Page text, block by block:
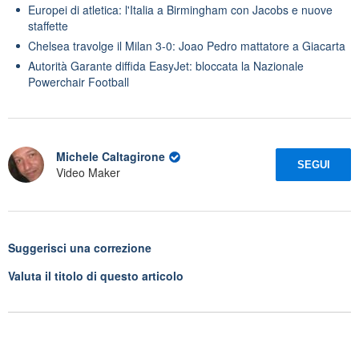
Europei di atletica: l'Italia a Birmingham con Jacobs e nuove
staffette
Chelsea travolge il Milan 3-0: Joao Pedro mattatore a Giacarta
Autorità Garante diffida EasyJet: bloccata la Nazionale
Powerchair Football
Michele Caltagirone
Video Maker
SEGUI
Suggerisci una correzione
Valuta il titolo di questo articolo